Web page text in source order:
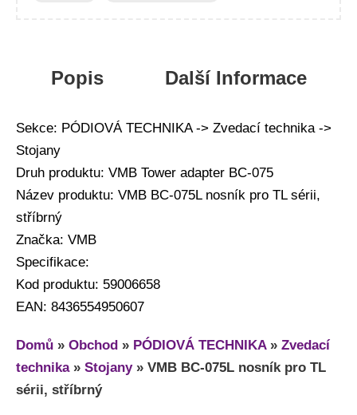
Popis Další Informace
Sekce: PÓDIOVÁ TECHNIKA -> Zvedací technika ->
Stojany
Druh produktu: VMB Tower adapter BC-075
Název produktu: VMB BC-075L nosník pro TL sérii,
stříbrný
Značka: VMB
Specifikace:
Kod produktu: 59006658
EAN: 8436554950607
Domů » Obchod » PÓDIOVÁ TECHNIKA» Zvedací
technika» Stojany» VMB BC-075L nosník pro TL
sérii, stříbrný